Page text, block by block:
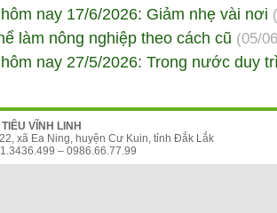
nay 17/6/2026: Giảm nhẹ vài nơi
làm nông nghiệp theo cách cũ (05/
nay 27/5/2026: Trong nước duy
VĨNH LINH
xã Ea Ning, huyện Cư Kuin, tỉnh Đắk Lắk
– 0986.66.77.99